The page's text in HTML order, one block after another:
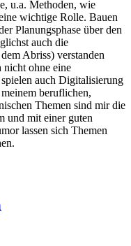
u.a. Methoden, wie
wichtige Rolle. Bauen
Planungsphase über den
auch die
Abriss) verstanden
nicht ohne eine
auch Digitalisierung
beruflichen,
Themen sind mir die
und mit einer guten
lassen sich Themen